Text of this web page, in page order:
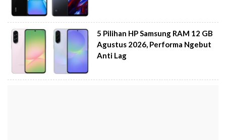
5 Pilihan HP Samsung RAM 12 GB
Agustus 2026, Performa Ngebut
Anti Lag